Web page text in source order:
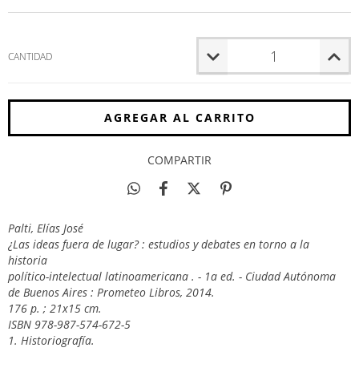
CANTIDAD
COMPARTIR
Palti, Elías José
¿Las ideas fuera de lugar? : estudios y debates en torno a la
historia
político-intelectual latinoamericana . - 1a ed. - Ciudad Autónoma
de Buenos Aires : Prometeo Libros, 2014.
176 p. ; 21x15 cm.
ISBN 978-987-574-672-5
1. Historiografía.